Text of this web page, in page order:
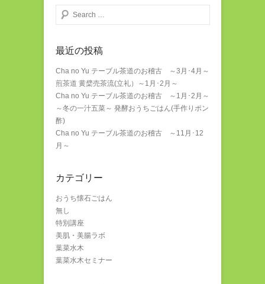
検索する
最近の投稿
Cha no Yu テーブル茶道のお稽古 ～3月･4月～
煎茶道 黄檗売茶流(立礼）～1月･2月～
Cha no Yu テーブル茶道のお稽古 ～1月･2月～
～冬の一汁五菜～ 発酵おうちごはん(手作りポン
酢)
Cha no Yu テーブル茶道のお稽古 ～11月･12
月～
カテゴリー
おうち懐石ごはん
無し
特別講座
美肌・美腸ラボ
葉菜水木
葉菜水木セミナー